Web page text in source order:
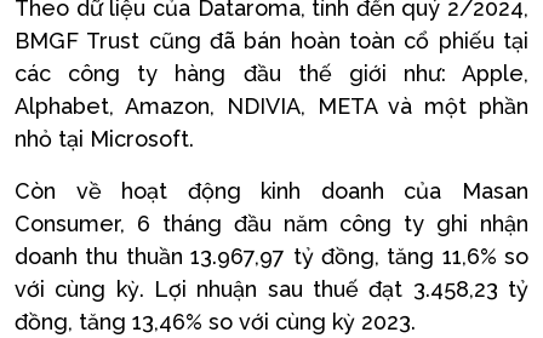
Theo dữ liệu của Dataroma, tính đến quý 2/2024,
BMGF Trust cũng đã bán hoàn toàn cổ phiếu tại
các công ty hàng đầu thế giới như: Apple,
Alphabet, Amazon, NDIVIA, META và một phần
nhỏ tại Microsoft.
Còn về hoạt động kinh doanh của Masan
Consumer, 6 tháng đầu năm công ty ghi nhận
doanh thu thuần 13.967,97 tỷ đồng, tăng 11,6% so
với cùng kỳ. Lợi nhuận sau thuế đạt 3.458,23 tỷ
đồng, tăng 13,46% so với cùng kỳ 2023.